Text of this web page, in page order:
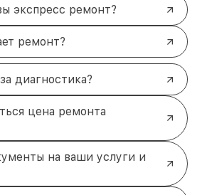
экспресс ремонт?
ремонт?
диагностика?
цена ремонта
на ваши услуги и